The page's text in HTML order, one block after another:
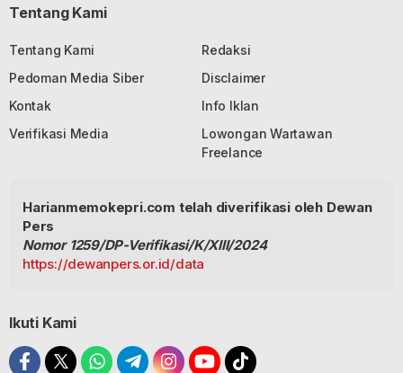
Tentang Kami
Tentang Kami
Redaksi
Pedoman Media Siber
Disclaimer
Kontak
Info Iklan
Verifikasi Media
Lowongan Wartawan
Freelance
Harianmemokepri.com telah diverifikasi oleh Dewan
Pers
Nomor 1259/DP-Verifikasi/K/XIII/2024
https://dewanpers.or.id/data
Ikuti Kami